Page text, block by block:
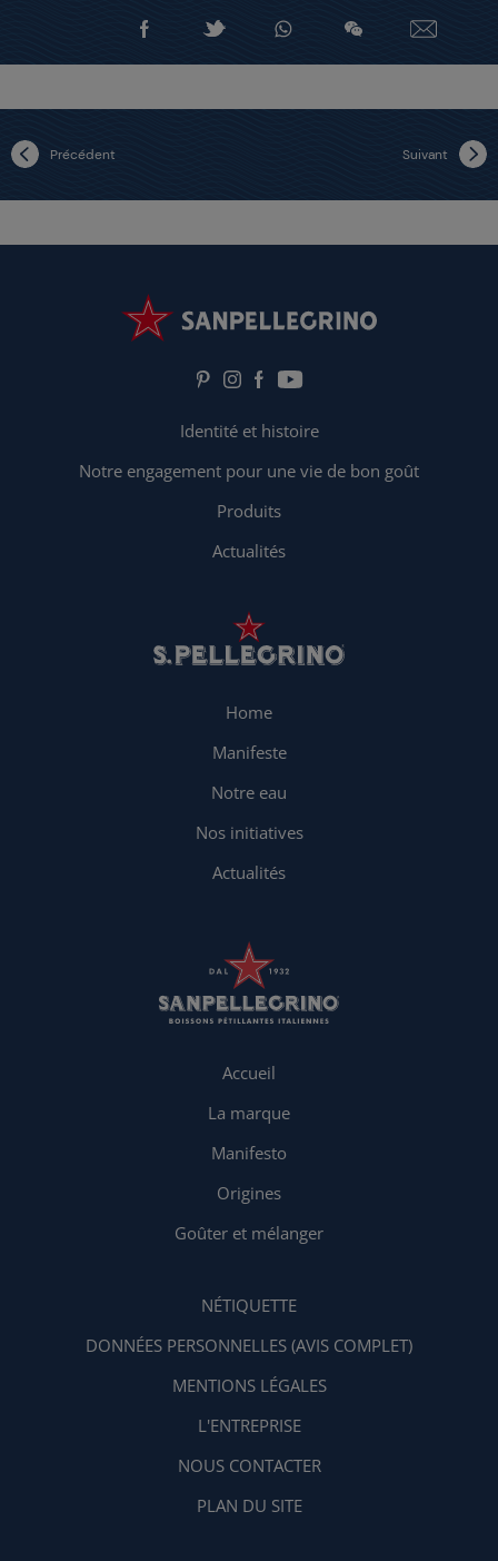
Précédent Suivant
Identité et histoire
Notre engagement pour une vie de bon goût
Produits
Actualités
Home
Manifeste
Notre eau
Nos initiatives
Actualités
Accueil
La marque
Manifesto
Origines
Goûter et mélanger
NÉTIQUETTE
DONNÉES PERSONNELLES (AVIS COMPLET)
MENTIONS LÉGALES
L'ENTREPRISE
NOUS CONTACTER
PLAN DU SITE